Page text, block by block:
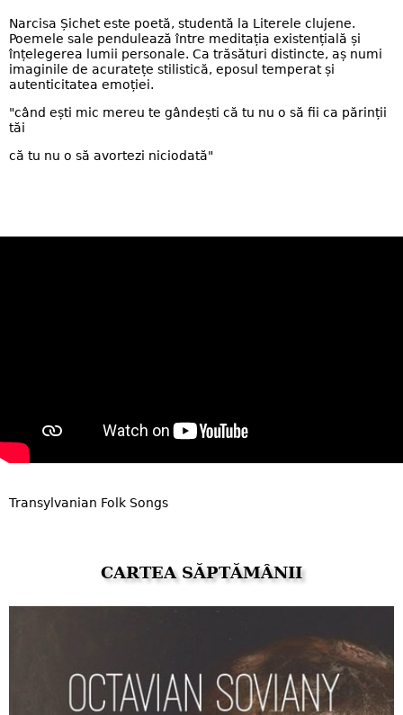
Narcisa Șichet este poetă, studentă la Literele clujene.
Poemele sale pendulează între meditația existențială și
înțelegerea lumii personale. Ca trăsături distincte, aș numi
imaginile de acuratețe stilistică, eposul temperat și
autenticitatea emoției.
"când ești mic mereu te gândești că tu nu o să fii ca părinții
tăi
că tu nu o să avortezi niciodată"
Transylvanian Folk Songs
CARTEA SĂPTĂMÂNII